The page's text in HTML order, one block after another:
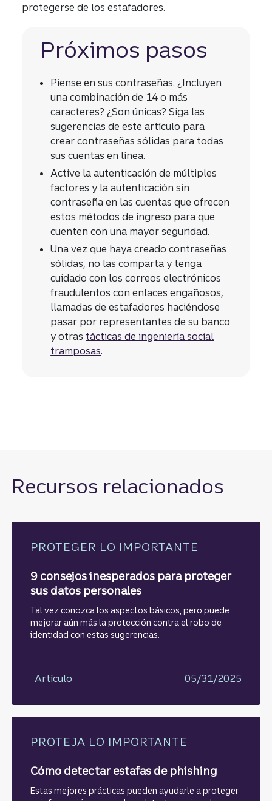
protegerse de los estafadores.
Próximos pasos
Piense en sus contraseñas. ¿Incluyen
una combinación de 14 o más
caracteres? ¿Son únicas? Siga las
sugerencias de este artículo para
crear contraseñas sólidas para todas
sus cuentas en línea.
Active la autenticación de múltiples
factores y la autenticación sin
contraseña en las cuentas que ofrecen
estos métodos de ingreso para que
cuenten con una mayor seguridad.
Una vez que haya creado contraseñas
sólidas, no las comparta y tenga
cuidado con los correos electrónicos
fraudulentos con enlaces engañosos,
llamadas de estafadores haciéndose
pasar por representantes de su banco
y otras tácticas de ingeniería social
tramposas.
Recursos relacionados
PROTEGER LO IMPORTANTE
9 consejos inesperados para proteger
sus datos personales
Tal vez conozca los aspectos básicos, pero puede
mejorar aún más la protección contra el robo de
identidad con estas sugerencias.
Artículo 05/31/2025
PROTEJA LO IMPORTANTE
Cómo detectar estafas de phishing
Estas mejores prácticas pueden ayudarle a proteger